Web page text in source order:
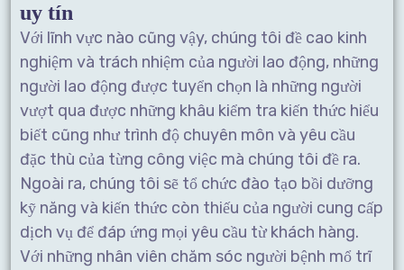
uy tín
Với lĩnh vực nào cũng vậy, chúng tôi đề cao kinh
nghiệm và trách nhiệm của người lao động, những
người lao động được tuyển chọn là những người
vượt qua được những khâu kiểm tra kiến thức hiểu
biết cũng như trình độ chuyên môn và yêu cầu
đặc thù của từng công việc mà chúng tôi đề ra.
Ngoài ra, chúng tôi sẽ tổ chức đào tạo bồi dưỡng
kỹ năng và kiến thức còn thiếu của người cung cấp
dịch vụ để đáp ứng mọi yêu cầu từ khách hàng.
Với những nhân viên chăm sóc người bệnh mổ trĩ